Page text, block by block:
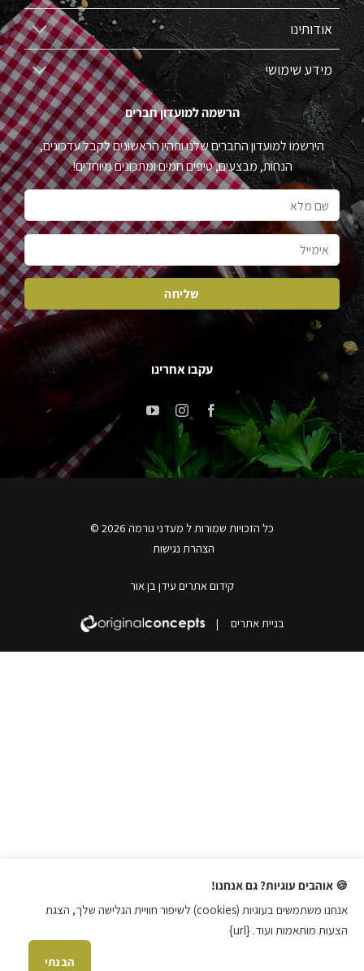
אודותינו
מידע שימושי
הרשמה למועדון חברים
הירשמו למועדון החברים שלנו ותהיו הראשונים לקבל עדכונים,
הנחות, מבצעים, טיפים חמים ומתכונים מיוחדים!
עקבו אחרינו
כל הזכויות שמורות ל מעדני גורמה 2026 ©
הצהרת נגישות
קידום אתרים עידן בן אור
בניית אתרים |
🍪 אוהבים עוגיות? גם אנחנו!
אנחנו משתמשים בעוגיות (cookies) לשיפור חוויית הגלישה שלך, הצגת
הצעות מותאמות ועוד. {url}
הבנתי